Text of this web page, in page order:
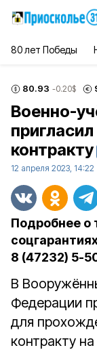
80 лет Победы
80.93 -0.20$
Военно-
контракту
12 апреля 2023, 14:22
Подробнее о
8 (47232) 5-
В
Федерации
для
контракту